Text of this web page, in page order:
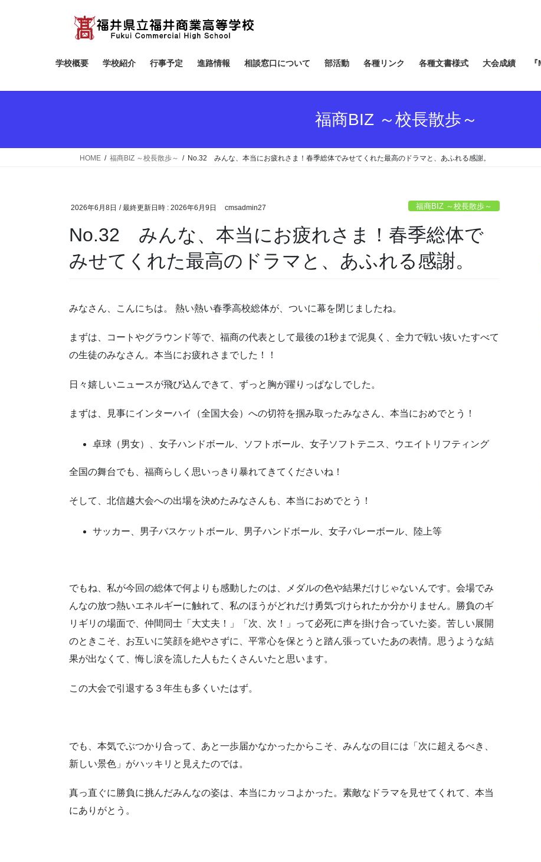
ス
ン
学校概要 学校紹介 行事予定 進路情報 相談窓口について 部活動 各種リンク 各種文書様式 大会成績
福商BIZ ～校長散歩～
HOME 福商BIZ ～校長散歩～ No.32 みんな、本当にお疲れさま！春季総体でみせてくれた最高のドラマと、あふれる感謝。
2026年6月8日 / 最終更新日時 : 2026年6月9日 cmsadmin27 福商BIZ ～校長散歩～
No.32 みんな、本当にお疲れさま！春季総体で
みせてくれた最高のドラマと、あふれる感謝。
みなさん、こんにちは。 熱い熱い春季高校総体が、ついに幕を閉じましたね。
まずは、コートやグラウンド等で、福商の代表として最後の1秒まで泥臭く、全力で戦い抜いたすべて
の生徒のみなさん。本当にお疲れさまでした！！
日々嬉しいニュースが飛び込んできて、ずっと胸が躍りっぱなしでした。
まずは、見事にインターハイ（全国大会）への切符を掴み取ったみなさん、本当におめでとう！
卓球（男女）、女子ハンドボール、ソフトボール、女子ソフトテニス、ウエイトリフティング
全国の舞台でも、福商らしく思いっきり暴れてきてくださいね！
そして、北信越大会への出場を決めたみなさんも、本当におめでとう！
サッカー、男子バスケットボール、男子ハンドボール、女子バレーボール、陸上等
でもね、私が今回の総体で何よりも感動したのは、メダルの色や結果だけじゃないんです。会場でみ
んなの放つ熱いエネルギーに触れて、私のほうがどれだけ勇気づけられたか分かりません。勝負のギ
リギリの場面で、仲間同士「大丈夫！」「次、次！」って必死に声を掛け合っていた姿。苦しい展開
のときこそ、お互いに笑顔を絶やさずに、平常心を保とうと踏ん張っていたあの表情。思うような結
果が出なくて、悔し涙を流した人もたくさんいたと思います。
この大会で引退する３年生も多くいたはず。
でも、本気でぶつかり合って、あと一歩届かなかったからこそ、みんなの目には「次に超えるべき、
新しい景色」がハッキリと見えたのでは。
真っ直ぐに勝負に挑んだみんなの姿は、本当にカッコよかった。素敵なドラマを見せてくれて、本当
にありがとう。